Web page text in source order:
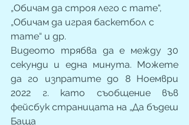
„Обичам да строя лего с тате“,
„Обичам да играя баскетбол с
тате“ и др.
Видеото трябва да е между 30
секунди и една минута. Можете
да го изпратите до 8 Ноември
2022 г. като съобщение във
фейсбук страницата на „Да бъдеш